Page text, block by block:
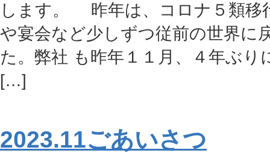
します。 昨年は、コロナ５類移
や宴会など少しずつ従前の世界に
た。弊社 も昨年１１月、４年ぶり
[…]
2023.11ごあいさつ